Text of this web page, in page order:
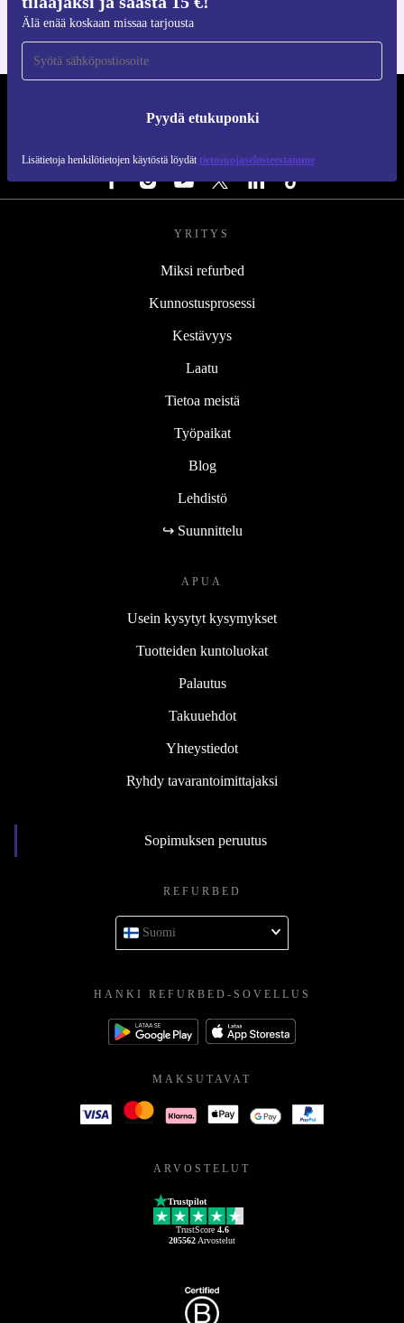
Älä enää koskaan missaa tarjousta
Pyydä etukuponki
Lisätietoja henkilötietojen käytöstä löydät tietosuojaselosteestamme
YRITYS
Miksi refurbed
Kunnostusprosessi
Kestävyys
Laatu
Tietoa meistä
Työpaikat
Blog
Lehdistö
↪ Suunnittelu
APUA
Usein kysytyt kysymykset
Tuotteiden kuntoluokat
Palautus
Takuuehdot
Yhteystiedot
Ryhdy tavarantoimittajaksi
Sopimuksen peruutus
REFURBED
Suomi
HANKI REFURBED-SOVELLUS
MAKSUTAVAT
ARVOSTELUT
Trustpilot
TrustScore 4.6
205562 Arvostelut